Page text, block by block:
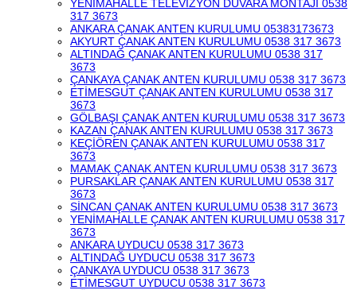
YENİMAHALLE TELEVİZYON DUVARA MONTAJI 0538
317 3673
ANKARA ÇANAK ANTEN KURULUMU 05383173673
AKYURT ÇANAK ANTEN KURULUMU 0538 317 3673
ALTINDAĞ ÇANAK ANTEN KURULUMU 0538 317
3673
ÇANKAYA ÇANAK ANTEN KURULUMU 0538 317 3673
ETİMESGUT ÇANAK ANTEN KURULUMU 0538 317
3673
GÖLBAŞI ÇANAK ANTEN KURULUMU 0538 317 3673
KAZAN ÇANAK ANTEN KURULUMU 0538 317 3673
KEÇİÖREN ÇANAK ANTEN KURULUMU 0538 317
3673
MAMAK ÇANAK ANTEN KURULUMU 0538 317 3673
PURSAKLAR ÇANAK ANTEN KURULUMU 0538 317
3673
SİNCAN ÇANAK ANTEN KURULUMU 0538 317 3673
YENİMAHALLE ÇANAK ANTEN KURULUMU 0538 317
3673
ANKARA UYDUCU 0538 317 3673
ALTINDAĞ UYDUCU 0538 317 3673
ÇANKAYA UYDUCU 0538 317 3673
ETİMESGUT UYDUCU 0538 317 3673